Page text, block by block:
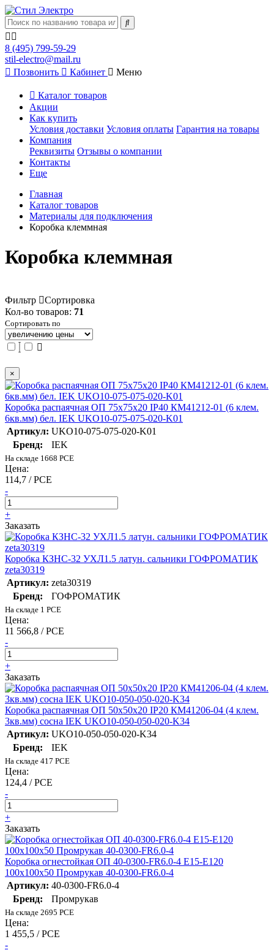
8 (495) 799-59-29
stil-electro@mail.ru
Позвонить
Кабинет Меню
Каталог товаров
Акции
Как купить
Условия доставки Условия оплаты Гарантия на товары
Компания
Реквизиты Отзывы о компании
Контакты
Еще
Главная
Каталог товаров
Материалы для подключения
Коробка клеммная
Коробка клеммная
Фильтр
Сортировка
Кол-во товаров: 71
Сортировать по
×
Коробка распаячная ОП 75х75х20 IP40 КМ41212-01 (6 клем.
6кв.мм) бел. IEK UKO10-075-075-020-K01
Артикул: UKO10-075-075-020-K01
Бренд:
IEK
На складе 1668 PCE
Цена:
114,7 / PCE
-
+
Заказать
Коробка КЗНС-32 УХЛ1.5 латун. сальники ГОФРОМАТИК
zeta30319
Артикул: zeta30319
Бренд:
ГОФРОМАТИК
На складе 1 PCE
Цена:
11 566,8 / PCE
-
+
Заказать
Коробка распаячная ОП 50х50х20 IP20 КМ41206-04 (4 клем.
3кв.мм) сосна IEK UKO10-050-050-020-K34
Артикул: UKO10-050-050-020-K34
Бренд:
IEK
На складе 417 PCE
Цена:
124,4 / PCE
-
+
Заказать
Коробка огнестойкая ОП 40-0300-FR6.0-4 Е15-Е120
100х100х50 Промрукав 40-0300-FR6.0-4
Артикул: 40-0300-FR6.0-4
Бренд:
Промрукав
На складе 2695 PCE
Цена:
1 455,5 / PCE
-